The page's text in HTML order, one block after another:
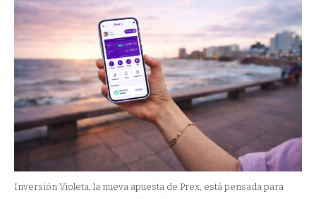
Inversión Violeta, la nueva apuesta de Prex, está pensada para